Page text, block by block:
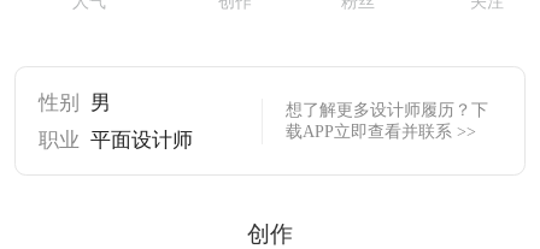
性别
男
职业 平面设计师
想了解更多设计师履历？下
载APP立即查看并联系 >>
创作